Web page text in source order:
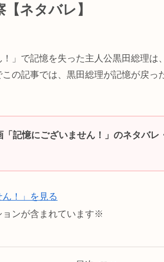
ネタバレ】
」で記憶を失った主人公黒田総理は
の記事では、黒田総理が記憶が戻っ
記憶にございません！」のネタバレ
！」を見る
ンが含まれています※